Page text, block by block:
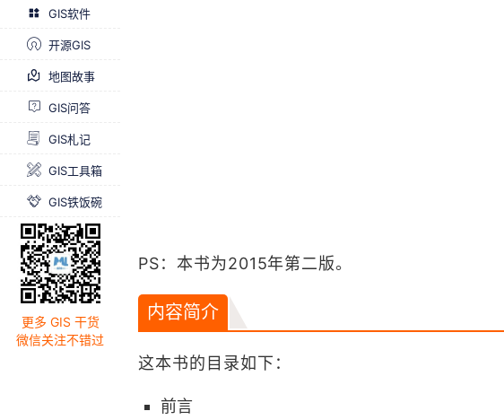
GIS软件
开源GIS
地图故事
GIS问答
GIS札记
GIS工具箱
GIS铁饭碗
更多 GIS 干货
微信关注不错过
PS：本书为2015年第二版。
内容简介
这本书的目录如下：
前言